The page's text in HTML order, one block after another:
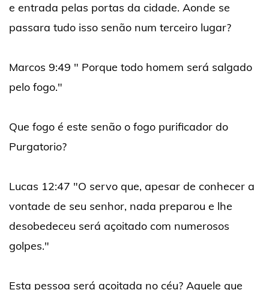
e entrada pelas portas da cidade. Aonde se
passara tudo isso senão num terceiro lugar?
Marcos 9:49 " Porque todo homem será salgado
pelo fogo."
Que fogo é este senão o fogo purificador do
Purgatorio?
Lucas 12:47 "O servo que, apesar de conhecer a
vontade de seu senhor, nada preparou e lhe
desobedeceu será açoitado com numerosos
golpes."
Esta pessoa será açoitada no céu? Aquele que